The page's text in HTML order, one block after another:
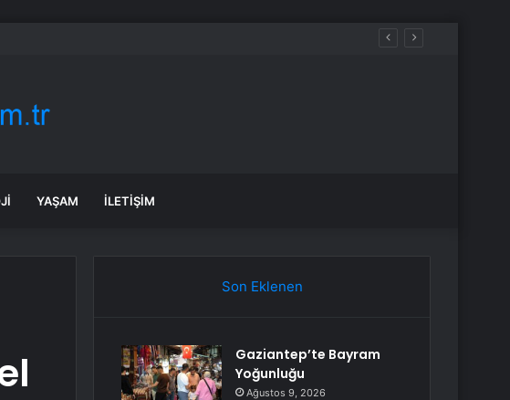
yapmam gerektiğini söyleyemez
YAŞAM İLETIŞIM
Son Eklenen
Gaziantep’te Bayram
Yoğunluğu
Ağustos 9, 2026